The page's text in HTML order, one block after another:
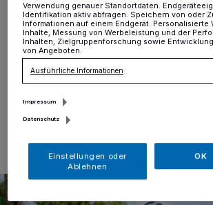
Krefeld·Bei „Rund in Fischeln“ wurde
wieder Radrennen gefahren. Elf
hatten die Veranstalter des RV
geplant. Wir haben die Bilder des Tages.
Verwendung genauer Standortdaten.
Identifikation aktiv abfragen. Speichern von oder
Informationen auf einem Endgerät. Personalisierte
Inhalte, Messung von Werbeleistung und der
Inhalten, Zielgruppenforschung sowie
von Angeboten.
Ausführliche Informationen
Impressum
Datenschutz
Einstellungen oder
Ablehnen
OK